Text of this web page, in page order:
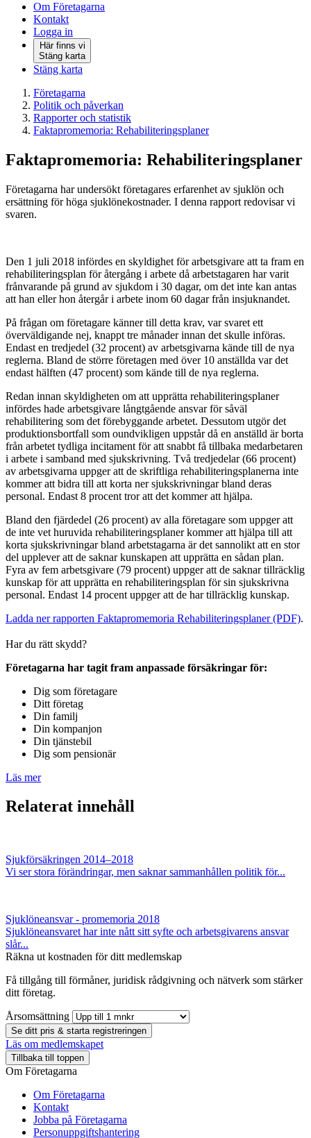
Om Företagarna
Kontakt
Logga in
Här finns vi
Stäng karta
Stäng karta
Företagarna
Politik och påverkan
Rapporter och statistik
Faktapromemoria: Rehabiliteringsplaner
Faktapromemoria: Rehabiliteringsplaner
Företagarna har undersökt företagares erfarenhet av sjuklön och
ersättning för höga sjuklönekostnader. I denna rapport redovisar vi
svaren.
Den 1 juli 2018 infördes en skyldighet för arbetsgivare att ta fram en
rehabiliteringsplan för återgång i arbete då arbetstagaren har varit
frånvarande på grund av sjukdom i 30 dagar, om det inte kan antas
att han eller hon återgår i arbete inom 60 dagar från insjuknandet.
På frågan om företagare känner till detta krav, var svaret ett
överväldigande nej, knappt tre månader innan det skulle införas.
Endast en tredjedel (32 procent) av arbetsgivarna kände till de nya
reglerna. Bland de större företagen med över 10 anställda var det
endast hälften (47 procent) som kände till de nya reglerna.
Redan innan skyldigheten om att upprätta rehabiliteringsplaner
infördes hade arbetsgivare långtgående ansvar för såväl
rehabilitering som det förebyggande arbetet. Dessutom utgör det
produktionsbortfall som oundvikligen uppstår då en anställd är borta
från arbetet tydliga incitament för att snabbt få tillbaka medarbetaren
i arbete i samband med sjukskrivning. Två tredjedelar (66 procent)
av arbetsgivarna uppger att de skriftliga rehabiliteringsplanerna inte
kommer att bidra till att korta ner sjukskrivningar bland deras
personal. Endast 8 procent tror att det kommer att hjälpa.
Bland den fjärdedel (26 procent) av alla företagare som uppger att
de inte vet huruvida rehabiliteringsplaner kommer att hjälpa till att
korta sjukskrivningar bland arbetstagarna är det sannolikt att en stor
del upplever att de saknar kunskapen att upprätta en sådan plan.
Fyra av fem arbetsgivare (79 procent) uppger att de saknar tillräcklig
kunskap för att upprätta en rehabiliteringsplan för sin sjukskrivna
personal. Endast 14 procent uppger att de har tillräcklig kunskap.
Ladda ner rapporten Faktapromemoria Rehabiliteringsplaner (PDF).
Har du rätt skydd?
Företagarna har tagit fram anpassade försäkringar för:
Dig som företagare
Ditt företag
Din familj
Din kompanjon
Din tjänstebil
Dig som pensionär
Läs mer
Relaterat innehåll
Sjukförsäkringen 2014–2018
Vi ser stora förändringar, men saknar sammanhållen politik för...
Sjuklöneansvar - promemoria 2018
Sjuklöneansvaret har inte nått sitt syfte och arbetsgivarens ansvar
slår...
Räkna ut kostnaden för ditt medlemskap
Få tillgång till förmåner, juridisk rådgivning och nätverk som stärker
ditt företag.
Årsomsättning
Se ditt pris & starta registreringen
Läs om medlemskapet
Tillbaka till toppen
Om Företagarna
Om Företagarna
Kontakt
Jobba på Företagarna
Personuppgiftshantering